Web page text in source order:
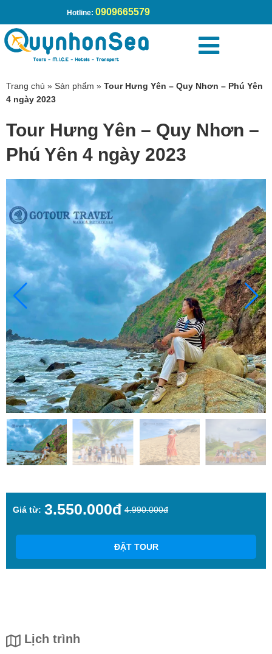
Hotline: 0909665579
Trang chủ » Sản phẩm » Tour Hưng Yên – Quy Nhơn – Phú Yên
4 ngày 2023
Tour Hưng Yên – Quy Nhơn –
Phú Yên 4 ngày 2023
Giá từ: 3.550.000đ 4.990.000đ
ĐẶT TOUR
Lịch trình